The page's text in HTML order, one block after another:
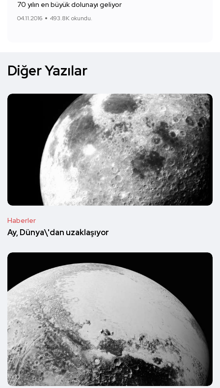
70 yılın en büyük dolunayı geliyor
04.11.2016 493.8K okundu.
Diğer Yazılar
Haberler
Ay, Dünya\'dan uzaklaşıyor